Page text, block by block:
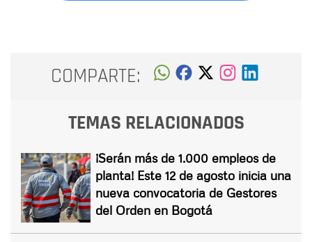
COMPARTE:
TEMAS RELACIONADOS
¡Serán más de 1.000 empleos de
planta! Este 12 de agosto inicia una
nueva convocatoria de Gestores
del Orden en Bogotá